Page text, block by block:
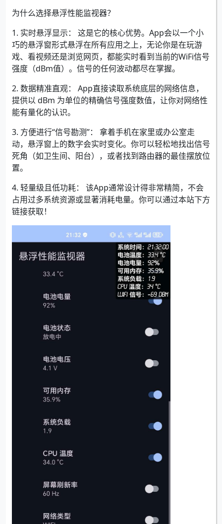
为什么选择悬浮性能监视器？
1. 实时悬浮显示： 这是它的核心优势。App会以一个小
巧的悬浮窗形式悬浮在所有应用之上，无论你是在玩游
戏、看视频还是浏览网页，都能实时看到当前的WiFi信号
强度（dBm值）。信号的任何波动都尽在掌握。
2. 数据精准直观： App直接读取系统底层的网络信息，
提供以 dBm 为单位的精确信号强度数值，让你对网络性
能有量化的认识。
3. 方便进行“信号勘测”： 拿着手机在家里或办公室走
动，悬浮窗上的数字会实时变化。你可以轻松地找出信号
死角（如卫生间、阳台），或者找到路由器的最佳摆放位
置。
4. 轻量级且低功耗： 该App通常设计得非常精简，不会
占用过多系统资源或显著消耗电量。你可以通过本站下方
链接获取！